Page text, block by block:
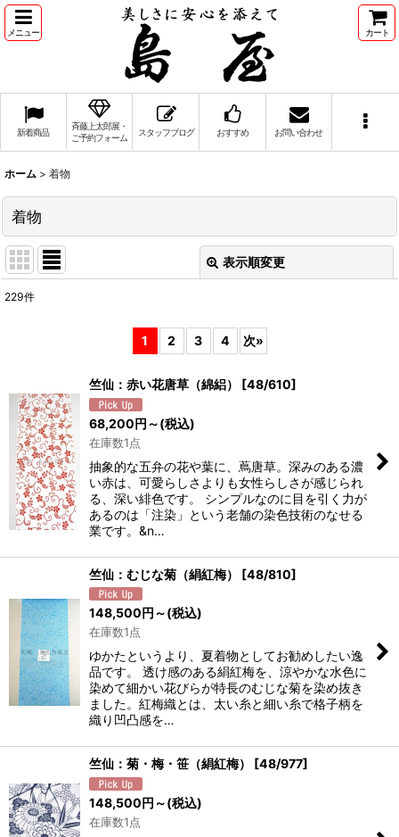
メニュー カート
新着商品
斉藤上太郎展・
ご予約フォーム
スタッフブログ おすすめ お問い合わせ
ホーム > 着物
着物
表示順変更
並び順:
絞り込む
229件
1 2 3 4 次»
竺仙：赤い花唐草（綿絽） [48/610]
68,200円 ～(税込)
在庫数1点
抽象的な五弁の花や葉に、蔦唐草。深みのある濃
い赤は、可愛らしさよりも女性らしさが感じられ
る、深い緋色です。 シンプルなのに目を引く力が
あるのは「注染」という老舗の染色技術のなせる
業です。&n…
竺仙：むじな菊（絹紅梅） [48/810]
148,500円 ～(税込)
在庫数1点
ゆかたというより、夏着物としてお勧めしたい逸
品です。 透け感のある絹紅梅を、涼やかな水色に
染めて細かい花びらが特長のむじな菊を染め抜き
ました。紅梅織とは、太い糸と細い糸で格子柄を
織り凹凸感を…
竺仙：菊・梅・笹（絹紅梅） [48/977]
148,500円 ～(税込)
在庫数1点